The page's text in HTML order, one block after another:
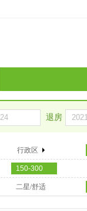
退房
行政区
150-300
二星/舒适